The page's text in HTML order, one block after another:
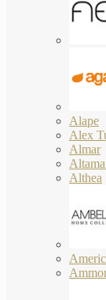
Alape
Alex
Almar
Althea